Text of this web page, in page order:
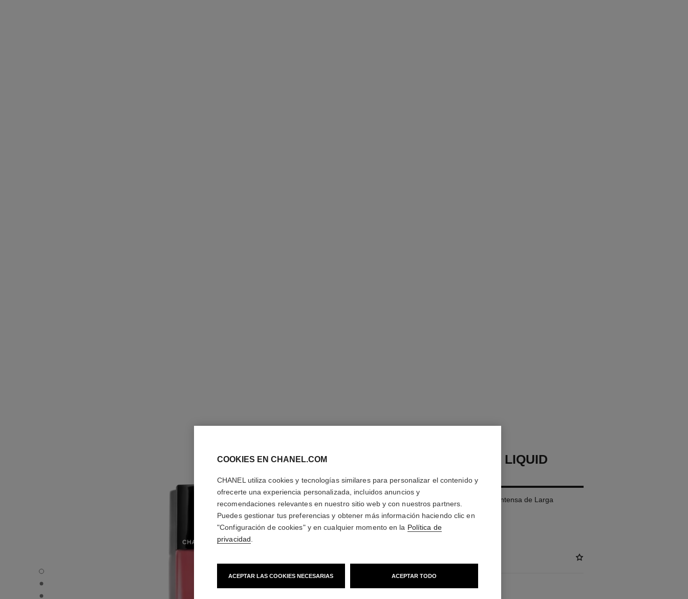
ROUGE ALLURE LIQUID VELVET - Vista por defecto
ROUGE ALLURE LIQUID VELVET - Vista alternativa 1
ROUGE ALLURE LIQUID VELVET - Vista de la textura básica
ROUGE ALLURE LIQUID
VELVET
Barra de Labios Líquida Mate Intensa de Larga
Duración
Más información
COOKIES EN CHANEL.COM
CHANEL utiliza cookies y tecnologías similares para personalizar el contenido y
ofrecerte una experiencia personalizada, incluidos anuncios y
recomendaciones relevantes en nuestro sitio web y con nuestros partners.
Puedes gestionar tus preferencias y obtener más información haciendo clic en
"Configuración de cookies" y en cualquier momento en la Política de
privacidad
ACEPTAR LAS COOKIES NECESARIAS ACEPTAR TODO